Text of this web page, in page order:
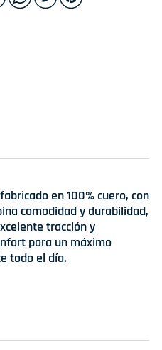
en 100% cuero, con
comodidad y durabilidad,
tracción y
para un máximo
todo el día.